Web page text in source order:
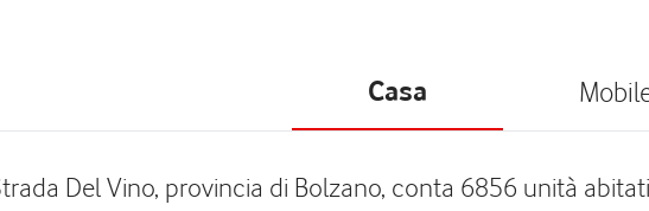
Casa
Del Vino, provincia di Bolzano, conta 6856 unità